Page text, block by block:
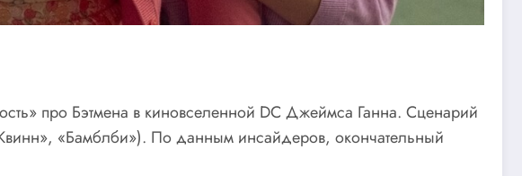
про Бэтмена в киновселенной DC Джеймса Ганна. Сценарий
«Бамблби»). По данным инсайдеров, окончательный